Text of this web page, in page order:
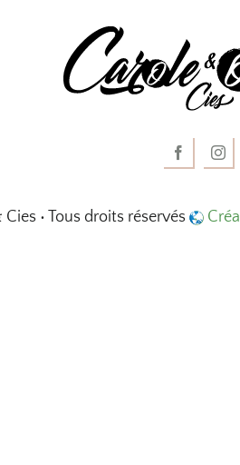
• Tous droits réservés